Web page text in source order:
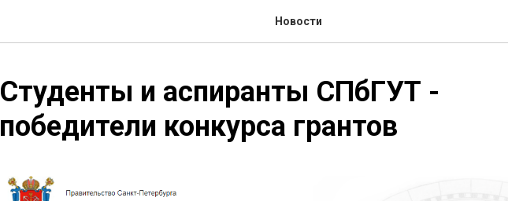
Новости
Студенты и аспиранты СПбГУТ -
победители конкурса грантов